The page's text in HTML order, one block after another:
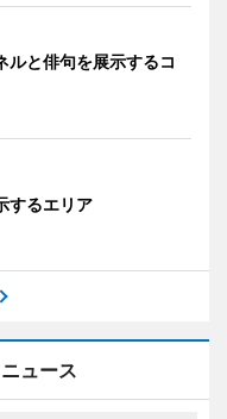
ルと俳句を展示するコ
するエリア
ュース